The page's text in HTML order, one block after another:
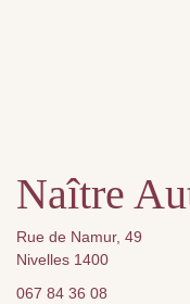
Naître
Rue de Namur, 49
Nivelles 1400
067 84 36 08